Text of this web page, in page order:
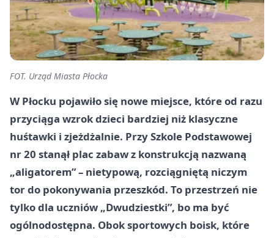
FOT. Urząd Miasta Płocka
W Płocku pojawiło się nowe miejsce, które od razu
przyciąga wzrok dzieci bardziej niż klasyczne
huśtawki i zjeżdżalnie. Przy Szkole Podstawowej
nr 20 stanął plac zabaw z konstrukcją nazwaną
„aligatorem” – nietypową, rozciągniętą niczym
tor do pokonywania przeszkód. To przestrzeń nie
tylko dla uczniów „Dwudziestki”, bo ma być
ogólnodostępna. Obok sportowych boisk, które